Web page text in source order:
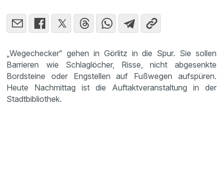
„Wegechecker“ gehen in Görlitz in die Spur. Sie sollen
Barrieren wie Schlaglöcher, Risse, nicht abgesenkte
Bordsteine oder Engstellen auf Fußwegen aufspüren.
Heute Nachmittag ist die Auftaktveranstaltung in der
Stadtbibliothek.